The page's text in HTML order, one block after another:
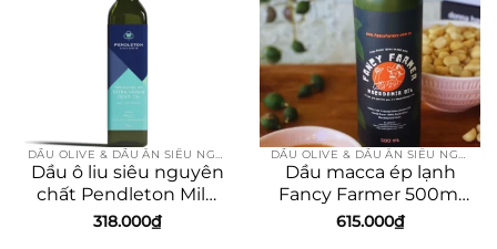
Dầu ô liu siêu nguyên
chất Pendleton Mild
375ml
318.000₫
Dầu macca ép lạnh
Fancy Farmer 500ml
Úc
615.000₫